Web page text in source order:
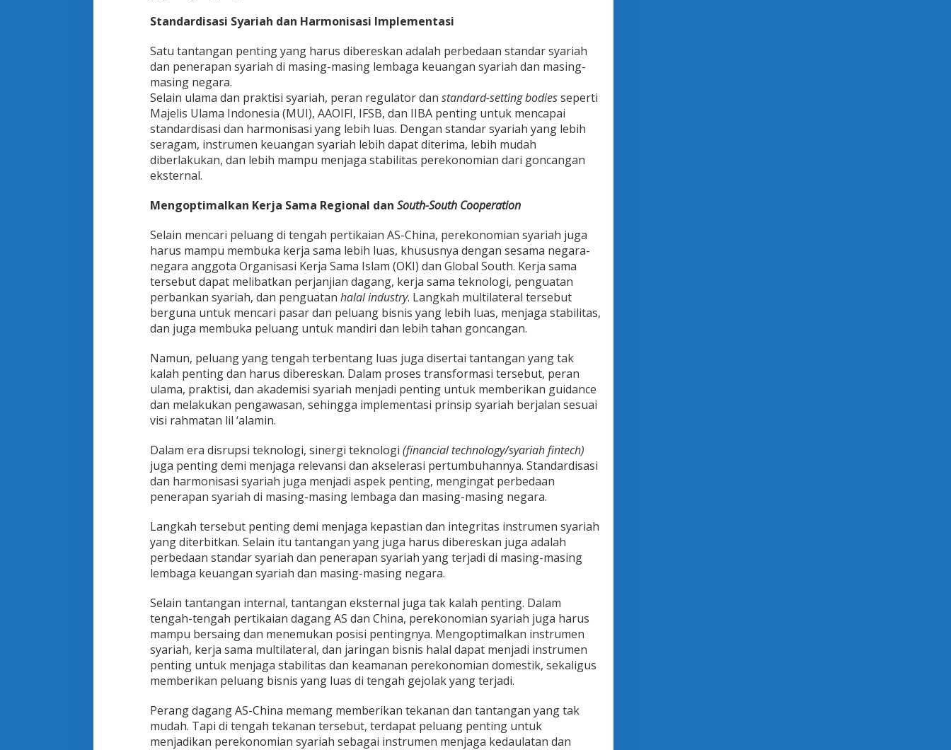
Standardisasi Syariah dan Harmonisasi Implementasi
Satu tantangan penting yang harus dibereskan adalah perbedaan standar syariah
dan penerapan syariah di masing-masing lembaga keuangan syariah dan masing-
masing negara.
Selain ulama dan praktisi syariah, peran regulator dan standard-setting bodiesseperti
Majelis Ulama Indonesia (MUI), AAOIFI, IFSB, dan IIBA penting untuk mencapai
standardisasi dan harmonisasi yang lebih luas. Dengan standar syariah yang lebih
seragam, instrumen keuangan syariah lebih dapat diterima, lebih mudah
diberlakukan, dan lebih mampu menjaga stabilitas perekonomian dari goncangan
eksternal.
Mengoptimalkan Kerja Sama Regional dan South-South Cooperation
Selain mencari peluang di tengah pertikaian AS-China, perekonomian syariah juga
harus mampu membuka kerja sama lebih luas, khususnya dengan sesama negara-
negara anggota Organisasi Kerja Sama Islam (OKI) dan Global South. Kerja sama
tersebut dapat melibatkan perjanjian dagang, kerja sama teknologi, penguatan
perbankan syariah, dan penguatan halal industry. Langkah multilateral tersebut
berguna untuk mencari pasar dan peluang bisnis yang lebih luas, menjaga stabilitas,
dan juga membuka peluang untuk mandiri dan lebih tahan goncangan.
Namun, peluang yang tengah terbentang luas juga disertai tantangan yang tak
kalah penting dan harus dibereskan. Dalam proses transformasi tersebut, peran
ulama, praktisi, dan akademisi syariah menjadi penting untuk memberikan guidance
dan melakukan pengawasan, sehingga implementasi prinsip syariah berjalan sesuai
visi rahmatan lil ‘alamin.
Dalam era disrupsi teknologi, sinergi teknologi (financial technology/syariah fintech)
juga penting demi menjaga relevansi dan akselerasi pertumbuhannya. Standardisasi
dan harmonisasi syariah juga menjadi aspek penting, mengingat perbedaan
penerapan syariah di masing-masing lembaga dan masing-masing negara.
Langkah tersebut penting demi menjaga kepastian dan integritas instrumen syariah
yang diterbitkan. Selain itu tantangan yang juga harus dibereskan juga adalah
perbedaan standar syariah dan penerapan syariah yang terjadi di masing-masing
lembaga keuangan syariah dan masing-masing negara.
Selain tantangan internal, tantangan eksternal juga tak kalah penting. Dalam
tengah-tengah pertikaian dagang AS dan China, perekonomian syariah juga harus
mampu bersaing dan menemukan posisi pentingnya. Mengoptimalkan instrumen
syariah, kerja sama multilateral, dan jaringan bisnis halal dapat menjadi instrumen
penting untuk menjaga stabilitas dan keamanan perekonomian domestik, sekaligus
memberikan peluang bisnis yang luas di tengah gejolak yang terjadi.
Perang dagang AS-China memang memberikan tekanan dan tantangan yang tak
mudah. Tapi di tengah tekanan tersebut, terdapat peluang penting untuk
menjadikan perekonomian syariah sebagai instrumen menjaga kedaulatan dan